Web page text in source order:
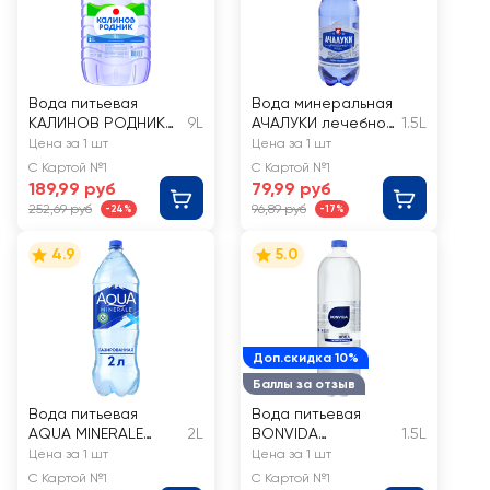
Вода питьевая
КАЛИНОВ РОДНИК
негазированная
9L
Цена за 1 шт
С Картой №1
189,99 руб
252,69 руб -24%
Вода минеральная
АЧАЛУКИ лечебно-
столовая
газированная
1.5L
Цена за 1 шт
С Картой №1
79,99 руб
96,89 руб -17%
4.9
Вода питьевая
AQUA MINERALE
газированная
2L
Цена за 1 шт
С Картой №1
Доп.скидка 10%
Баллы за отзыв
5.0
Вода питьевая
BONVIDA
газированная
1.5L
Цена за 1 шт
С Картой №1